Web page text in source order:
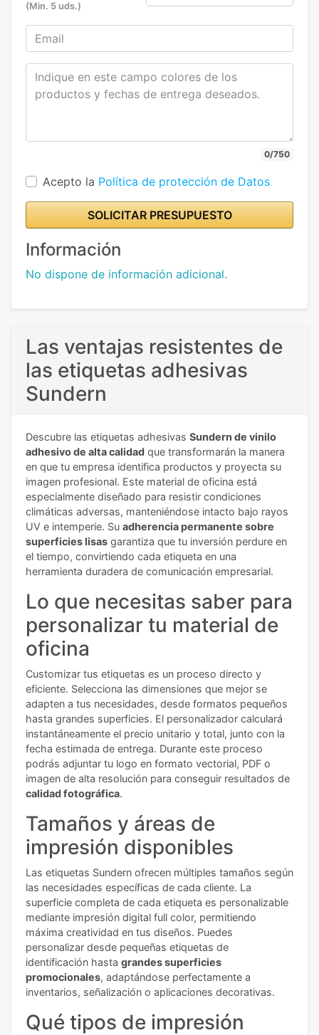
(Min. 5 uds.)
0/750
Acepto la Política de protección de Datos
SOLICITAR PRESUPUESTO
Información
No dispone de información adicional.
Las ventajas resistentes de
las etiquetas adhesivas
Sundern
Descubre las etiquetas adhesivas Sundern de vinilo
adhesivo de alta calidad que transformarán la manera
en que tu empresa identifica productos y proyecta su
imagen profesional. Este material de oficina está
especialmente diseñado para resistir condiciones
climáticas adversas, manteniéndose intacto bajo rayos
UV e intemperie. Su adherencia permanente sobre
superficies lisas garantiza que tu inversión perdure en
el tiempo, convirtiendo cada etiqueta en una
herramienta duradera de comunicación empresarial.
Lo que necesitas saber para
personalizar tu material de
oficina
Customizar tus etiquetas es un proceso directo y
eficiente. Selecciona las dimensiones que mejor se
adapten a tus necesidades, desde formatos pequeños
hasta grandes superficies. El personalizador calculará
instantáneamente el precio unitario y total, junto con la
fecha estimada de entrega. Durante este proceso
podrás adjuntar tu logo en formato vectorial, PDF o
imagen de alta resolución para conseguir resultados de
calidad fotográfica.
Tamaños y áreas de
impresión disponibles
Las etiquetas Sundern ofrecen múltiples tamaños según
las necesidades específicas de cada cliente. La
superficie completa de cada etiqueta es personalizable
mediante impresión digital full color, permitiendo
máxima creatividad en tus diseños. Puedes
personalizar desde pequeñas etiquetas de
identificación hasta grandes superficies
promocionales, adaptándose perfectamente a
inventarios, señalización o aplicaciones decorativas.
Qué tipos de impresión